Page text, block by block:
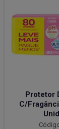
Protetor
C/